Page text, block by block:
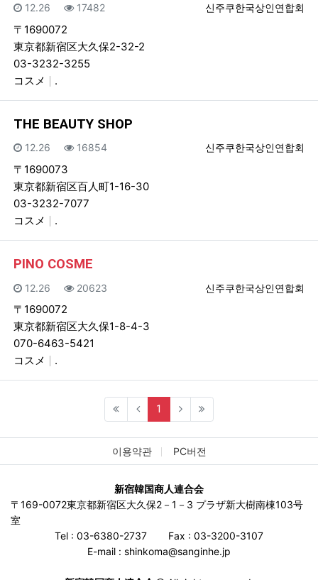
등록자
신주쿠한국상인연합회
등록일
12.26 조회
17482
〒1690072
東京都新宿区大久保2-32-2
03-3232-3255
コスメ
.
THE BEAUTY SHOP
등록자
신주쿠한국상인연합회
등록일
12.26 조회
16854
〒1690073
東京都新宿区百人町1-16-30
03-3232-7077
コスメ
.
PINO COSME
등록자
신주쿠한국상인연합회
등록일
12.26 조회
20623
〒1690072
東京都新宿区大久保1-8-4-3
070-6463-5421
コスメ
.
1 (current)
이용약관 PC버전
新宿韓国商人連合会
〒169-0072東京都新宿区大久保2－1－3 プラザ新大樹南棟103号
室
Tel : 03-6380-2737
Fax : 03-3200-3107
E-mail : shinkoma@sanginhe.jp